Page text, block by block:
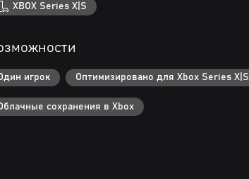
XBOX Series X|S
игрок Оптимизировано для Xbox Series X|S
сохранения в Xbox